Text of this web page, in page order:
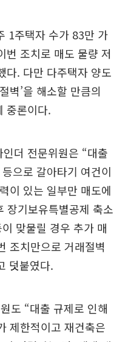
1주택자 수가 83만 가
번 조치로 매도 물량 저
다. 다만 다주택자 양도
벽’을 해소할 만큼의
중론이다.
더 전문위원은 “대출
으로 갈아타기 여건이
이 있는 일부만 매도에
장기보유특별공제 축소
맞물릴 경우 추가 매
조치만으로 거래절벽
덧붙였다.
도 “대출 규제로 인해
제한적이고 재건축은